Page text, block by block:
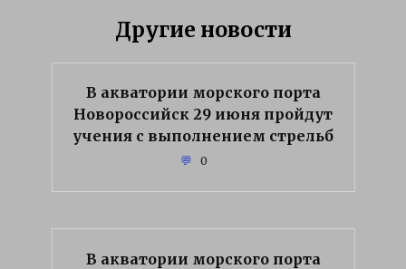
Другие новости
В акватории морского порта
Новороссийск 29 июня пройдут
учения с выполнением стрельб
0
В акватории морского порта